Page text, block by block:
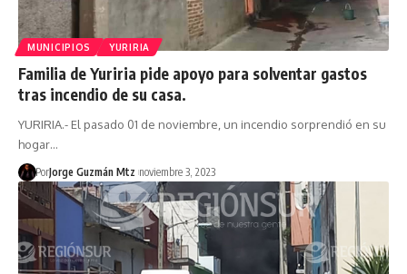
MUNICIPIOS YURIRIA
Familia de Yuriria pide apoyo para solventar gastos
tras incendio de su casa.
YURIRIA.- El pasado 01 de noviembre, un incendio sorprendió en su
hogar…
PorJorge Guzmán Mtz noviembre 3, 2023